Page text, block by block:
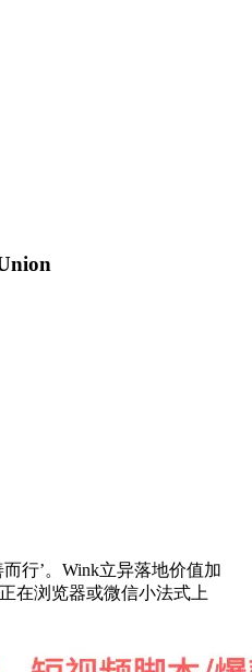
’。Wink立异落地价值加
在浏览器或微信小法式上